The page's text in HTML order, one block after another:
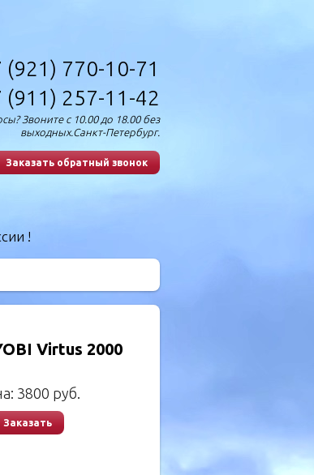
(921) 770-10-71
(911) 257-11-42
Звоните с 10.00 до 18.00 без
выходных.Санкт-Петербург.
Заказать обратный звонок
!
Virtus 2000
3800 руб.
Заказать